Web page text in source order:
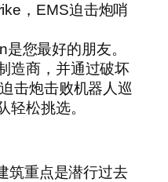
，EMS迫击炮哨
您最好的朋友。
造商，并通过破坏
击炮击败机器人巡
轻松挑选。
筑重点是潜行过去